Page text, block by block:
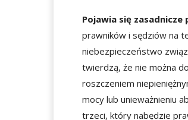
Pojawia się
prawników i sędziów na
niebezpieczeństwo
twierdzą, że nie można
roszczeniem
mocy lub unieważnieniu
trzeci, który nabędzie